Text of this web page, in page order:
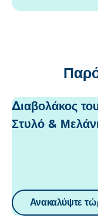
Διαβολάκος
Στυλό &
Ανακαλύψτε